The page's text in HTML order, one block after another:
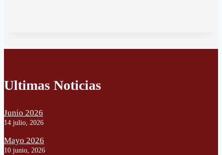
Ultimas Noticias
Junio 2026
14 julio, 2026
Mayo 2026
10 junio, 2026